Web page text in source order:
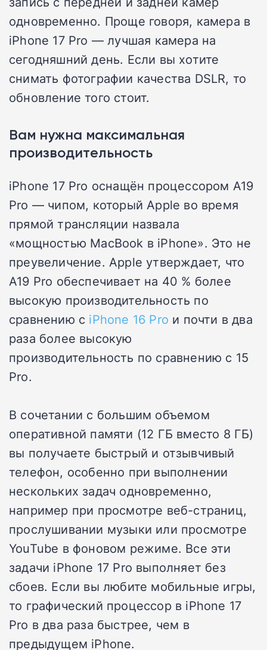
одновременно. Проще говоря, камера в
iPhone 17 Pro — лучшая камера на
сегодняшний день. Если вы хотите
снимать фотографии качества DSLR, то
обновление того стоит.
Вам нужна максимальная
производительность
iPhone 17 Pro оснащён процессором A19
Pro — чипом, который Apple во время
прямой трансляции назвала
«мощностью MacBook в iPhone». Это не
преувеличение. Apple утверждает, что
A19 Pro обеспечивает на 40 % более
высокую производительность по
сравнению с iPhone 16 Pro и почти в два
раза более высокую
производительность по сравнению с 15
Pro.
В сочетании с большим объемом
оперативной памяти (12 ГБ вместо 8 ГБ)
вы получаете быстрый и отзывчивый
телефон, особенно при выполнении
нескольких задач одновременно,
например при просмотре веб-страниц,
прослушивании музыки или просмотре
YouTube в фоновом режиме. Все эти
задачи iPhone 17 Pro выполняет без
сбоев. Если вы любите мобильные игры,
то графический процессор в iPhone 17
Pro в два раза быстрее, чем в
предыдущем iPhone.